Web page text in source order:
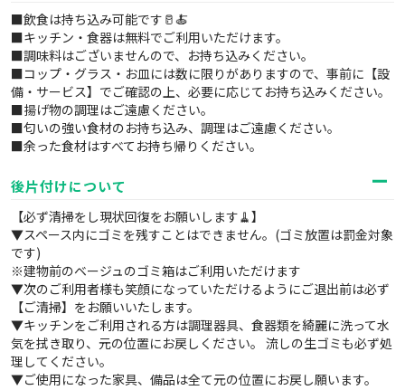
■飲食は持ち込み可能です🥛🍝
■キッチン・食器は無料でご利用いただけます。
■調味料はございませんので、お持ち込みください。
■コップ・グラス・お皿には数に限りがありますので、事前に【設
備・サービス】でご確認の上、必要に応じてお持ち込みください。
■揚げ物の調理はご遠慮ください。
■匂いの強い食材のお持ち込み、調理はご遠慮ください。
■余った食材はすべてお持ち帰りください。
後片付けについて
【必ず清掃をし現状回復をお願いします🧹】
▼スペース内にゴミを残すことはできません。(ゴミ放置は罰金対象
です)
※建物前のベージュのゴミ箱はご利用いただけます
▼次のご利用者様も笑顔になっていただけるようにご退出前は必ず
【ご清掃】をお願いいたします。
▼キッチンをご利用される方は調理器具、食器類を綺麗に洗って水
気を拭き取り、元の位置にお戻しください。 流しの生ゴミも必ず処
理してください。
▼ご使用になった家具、備品は全て元の位置にお戻し願います。